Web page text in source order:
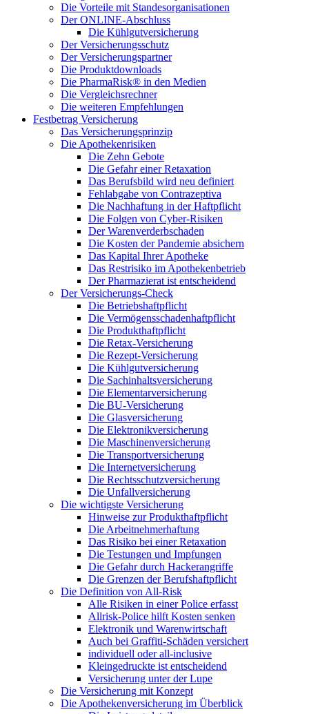
Die Vorteile mit Standesorganisationen
Der ONLINE-Abschluss
Die Kühlgutversicherung
Der Versicherungsschutz
Der Versicherungspartner
Die Produktdownloads
Die PharmaRisk® in den Medien
Die Vergleichsrechner
Die weiteren Empfehlungen
Festbetrag Versicherung
Das Versicherungsprinzip
Die Apothekenrisiken
Die Zehn Gebote
Die Gefahr einer Retaxation
Das Berufsbild wird neu definiert
Fehlabgabe von Contrazeptiva
Die Nachhaftung in der Haftpflicht
Die Folgen von Cyber-Risiken
Der Warenverderbschaden
Die Kosten der Pandemie absichern
Das Kapital Ihrer Apotheke
Das Restrisiko im Apothekenbetrieb
Der Pharmazierat ist entscheidend
Der Versicherungs-Check
Die Betriebshaftpflicht
Die Vermögensschadenhaftpflicht
Die Produkthaftpflicht
Die Retax-Versicherung
Die Rezept-Versicherung
Die Kühlgutversicherung
Die Sachinhaltsversicherung
Die Elementarversicherung
Die BU-Versicherung
Die Glasversicherung
Die Elektronikversicherung
Die Maschinenversicherung
Die Transportversicherung
Die Internetversicherung
Die Rechtsschutzversicherung
Die Unfallversicherung
Die wichtigste Versicherung
Hinweise zur Produkthaftpflicht
Die Arbeitnehmerhaftung
Das Risiko bei einer Retaxation
Die Testungen und Impfungen
Die Gefahr durch Hackerangriffe
Die Grenzen der Berufshaftpflicht
Die Definition von All-Risk
Alle Risiken in einer Police erfasst
Allrisk-Police hilft Kosten senken
Elektronik und Warenwirtschaft
Auch bei Graffiti-Schäden versichert
individuell oder all-inclusive
Kleingedruckte ist entscheidend
Versicherung unter der Lupe
Die Versicherung mit Konzept
Die Apothekenversicherung im Überblick